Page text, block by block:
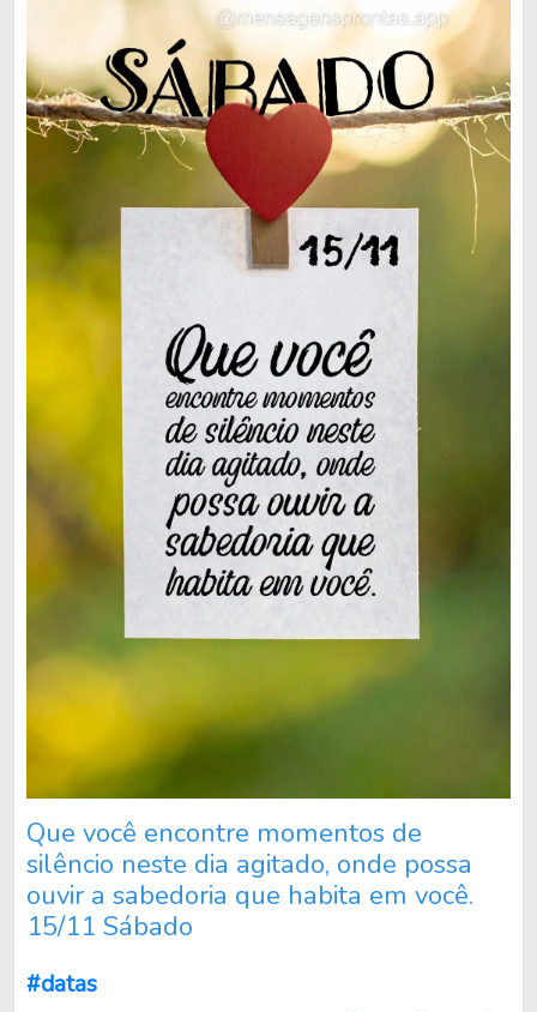
Que você encontre momentos de
silêncio neste dia agitado, onde possa
ouvir a sabedoria que habita em você.
15/11 Sábado
#datas